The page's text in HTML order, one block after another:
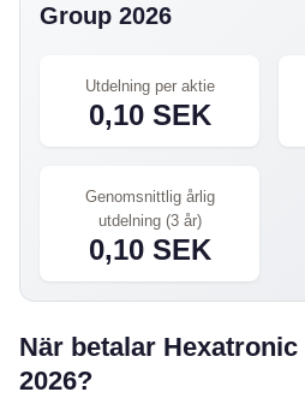
Group 2026
Utdelning per aktie
0,10 SEK
Genomsnittlig årlig
utdelning (3 år)
0,10 SEK
När betalar
2026?